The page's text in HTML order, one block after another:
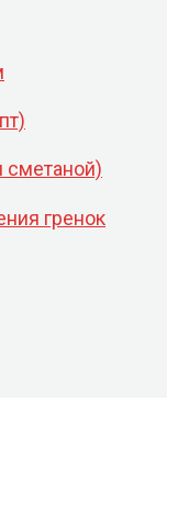
сметаной)
гренок